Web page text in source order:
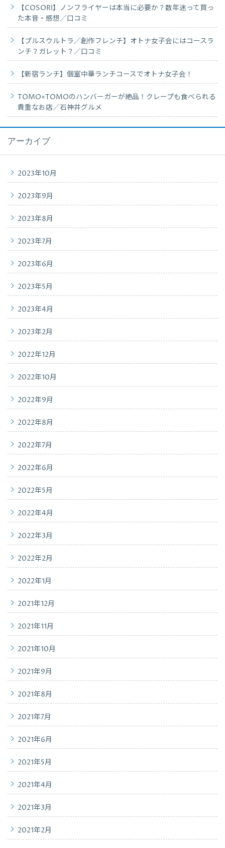
【COSORI】ノンフライヤーは本当に必要か？数年迷って買っ
た本音・感想／口コミ
【プルスウルトラ／創作フレンチ】オトナ女子会にはコースラ
ンチ？ガレット？／口コミ
【新宿ランチ】個室中華ランチコースでオトナ女子会！
TOMO×TOMOのハンバーガーが絶品！クレープも食べられる
貴重なお店／石神井グルメ
アーカイブ
2023年10月
2023年9月
2023年8月
2023年7月
2023年6月
2023年5月
2023年4月
2023年2月
2022年12月
2022年10月
2022年9月
2022年8月
2022年7月
2022年6月
2022年5月
2022年4月
2022年3月
2022年2月
2022年1月
2021年12月
2021年11月
2021年10月
2021年9月
2021年8月
2021年7月
2021年6月
2021年5月
2021年4月
2021年3月
2021年2月